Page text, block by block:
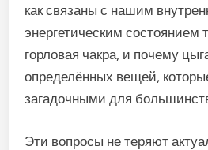
как связаны с нашим
энергетическим состоянием
горловая чакра, и почему
определённых вещей,
загадочными для
Эти вопросы не теряют